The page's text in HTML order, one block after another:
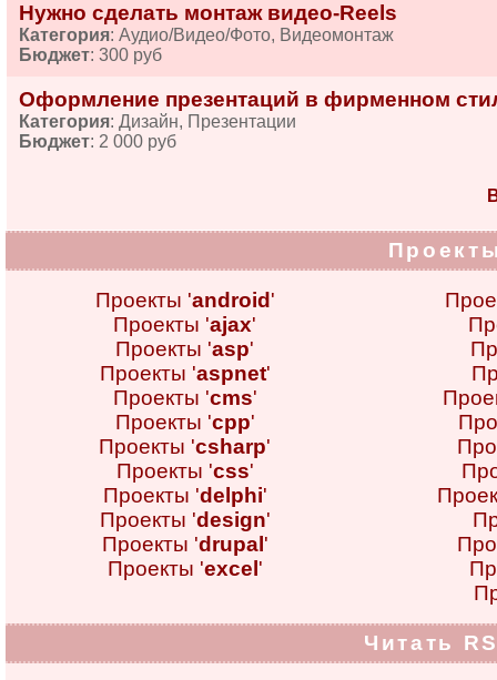
Нужно сделать монтаж видео-Reels
Категория: Аудио/Видео/Фото, Видеомонтаж
Бюджет: 300 руб
Оформление презентаций в фирменном
Категория: Дизайн, Презентации
Бюджет: 2 000 руб
Проекты 'android '
Проекты 'ajax'
Проекты 'asp'
Проекты 'aspnet'
Проекты 'cms'
Проекты 'cpp'
Проекты 'csharp'
Проекты 'css'
Проекты 'delphi'
Проекты 'design'
Проекты 'drupal '
Проекты 'excel '
Читать